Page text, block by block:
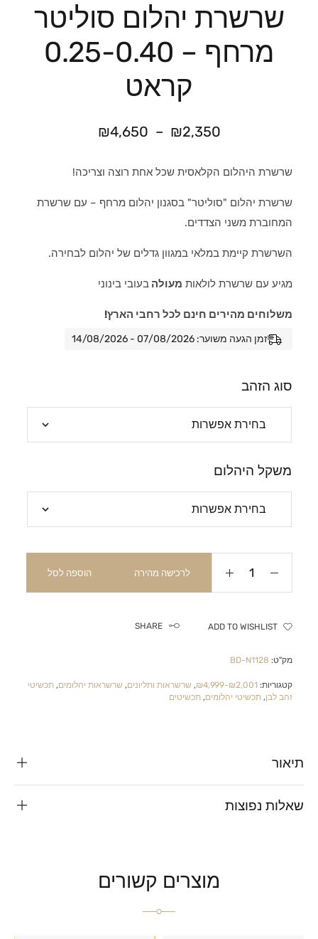
שרשרת יהלום סוליטר
מרחף – 0.25-0.40
קראט
₪2,350
–
₪4,650
שרשרת היהלום הקלאסית שכל אחת רוצה וצריכה!
שרשרת יהלום "סוליטר" בסגנון יהלום מרחף – עם שרשרת
המחוברת משני הצדדים.
השרשרת קיימת במלאי במגוון גדלים של יהלום לבחירה.
מגיע עם שרשרת לולאות מעולהבעובי בינוני
משלוחים מהירים חינם לכל רחבי הארץ!
זמן הגעה משוער: 07/08/2026 - 14/08/2026
סוג הזהב
משקל היהלום
לרכישה מהירה הוספה לסל
ADD TO WISHLIST
SHARE
מק"ט: BD-N1128
קטגוריות: ₪2,001-₪4,999
, שרשראות ותליונים, שרשראות יהלומים,תכשיטי
זהב לבן,תכשיטי יהלומים,תכשיטים
תיאור
שאלות נפוצות
מוצרים קשורים